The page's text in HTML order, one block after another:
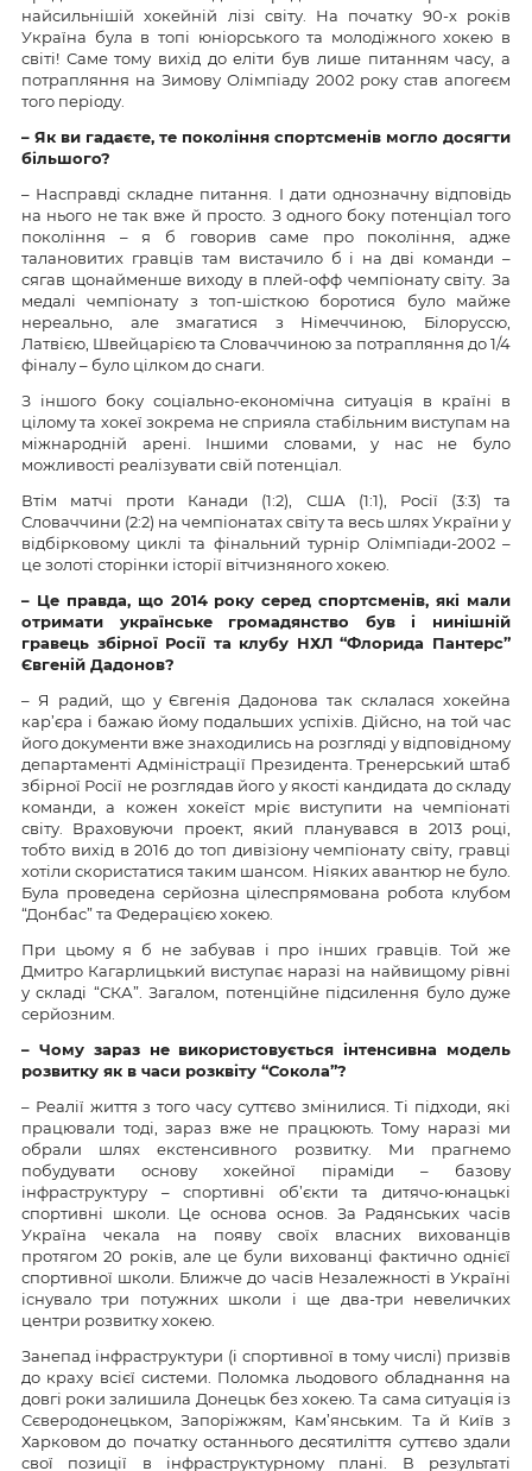
найсильнішій хокейній лізі світу. На початку 90-х років
Україна була в топі юніорського та молодіжного хокею в
світі! Саме тому вихід до еліти був лише питанням часу, а
потрапляння на Зимову Олімпіаду 2002 року став апогеєм
того періоду.
– Як ви гадаєте, те покоління спортсменів могло досягти
більшого?
– Насправді складне питання. І дати однозначну відповідь
на нього не так вже й просто. З одного боку потенціал того
покоління – я б говорив саме про покоління, адже
талановитих гравців там вистачило б і на дві команди –
сягав щонайменше виходу в плей-офф чемпіонату світу. За
медалі чемпіонату з топ-шісткою боротися було майже
нереально, але змагатися з Німеччиною, Білоруссю,
Латвією, Швейцарією та Словаччиною за потрапляння до 1/4
фіналу – було цілком до снаги.
З іншого боку соціально-економічна ситуація в країні в
цілому та хокеї зокрема не сприяла стабільним виступам на
міжнародній арені. Іншими словами, у нас не було
можливості реалізувати свій потенціал.
Втім матчі проти Канади (1:2), США (1:1), Росії (3:3) та
Словаччини (2:2) на чемпіонатах світу та весь шлях України у
відбірковому циклі та фінальний турнір Олімпіади-2002 –
це золоті сторінки історії вітчизняного хокею.
– Це правда, що 2014 року серед спортсменів, які мали
отримати українське громадянство був і нинішній
гравець збірної Росії та клубу НХЛ “Флорида Пантерс”
Євгеній Дадонов?
– Я радий, що у Євгенія Дадонова так склалася хокейна
кар’єра і бажаю йому подальших успіхів. Дійсно, на той час
його документи вже знаходились на розгляді у відповідному
департаменті Адміністрації Президента. Тренерський штаб
збірної Росії не розглядав його у якості кандидата до складу
команди, а кожен хокеїст мріє виступити на чемпіонаті
світу. Враховуючи проект, який планувався в 2013 році,
тобто вихід в 2016 до топ дивізіону чемпіонату світу, гравці
хотіли скористатися таким шансом. Ніяких авантюр не було.
Була проведена серйозна цілеспрямована робота клубом
“Донбас” та Федерацією хокею.
При цьому я б не забував і про інших гравців. Той же
Дмитро Кагарлицький виступає наразі на найвищому рівні
у складі “СКА”. Загалом, потенційне підсилення було дуже
серйозним.
– Чому зараз не використовується інтенсивна модель
розвитку як в часи розквіту “Сокола”?
– Реалії життя з того часу суттєво змінилися. Ті підходи, які
працювали тоді, зараз вже не працюють. Тому наразі ми
обрали шлях екстенсивного розвитку. Ми прагнемо
побудувати основу хокейної піраміди – базову
інфраструктуру – спортивні об’єкти та дитячо-юнацькі
спортивні школи. Це основа основ. За Радянських часів
Україна чекала на появу своїх власних вихованців
протягом 20 років, але це були вихованці фактично однієї
спортивної школи. Ближче до часів Незалежності в Україні
існувало три потужних школи і ще два-три невеличких
центри розвитку хокею.
Занепад інфраструктури (і спортивної в тому числі) призвів
до краху всієї системи. Поломка льодового обладнання на
довгі роки залишила Донецьк без хокею. Та сама ситуація із
Сєверодонецьком, Запоріжжям, Кам’янським. Та й Київ з
Харковом до початку останнього десятиліття суттєво здали
свої позиції в інфраструктурному плані. В результаті